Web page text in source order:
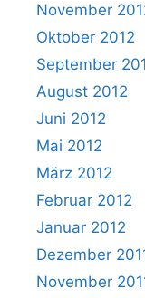
November
Oktober 2012
September
August 2012
Juni 2012
Mai 2012
März 2012
Februar 2012
Januar 2012
Dezember
November